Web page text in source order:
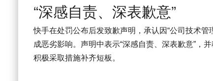
“深感自责、深表歉意”
快手在处罚公布后发致歉声明，承认因“公司技术
成恶劣影响。声明中表示“深感自责、深表歉意”，
积极采取措施补齐短板。